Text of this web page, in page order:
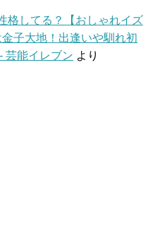
格してる？【おしゃれイズ
子大地！出逢いや馴れ初
芸能イレブン より